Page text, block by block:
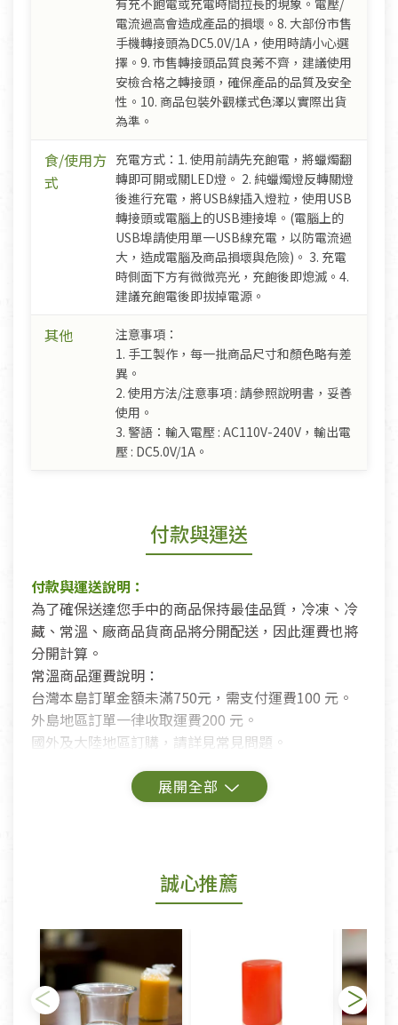
有充不飽電或充電時間拉長的現象。電壓/
電流過高會造成產品的損壞。8. 大部份市售
手機轉接頭為DC5.0V/1A，使用時請小心選
擇。9. 市售轉接頭品質良莠不齊，建議使用
安檢合格之轉接頭，確保產品的品質及安全
性。10. 商品包裝外觀樣式色澤以實際出貨
為準。
食/使用方
式
充電方式：1. 使用前請先充飽電，將蠟燭翻
轉即可開或關LED燈。​ 2. 純蠟燭燈反轉關燈
後進行充電，將USB線插入燈粒，使用USB
轉接頭或電腦上的USB連接埠。(電腦上的
USB埠請使用單一USB線充電，以防電流過
大，造成電腦及商品損壞與危險)。 3. 充電
時側面下方有微微亮光，充飽後即熄滅。4.
建議充飽電後即拔掉電源。
其他
注意事項：
1. 手工製作，每一批商品尺寸和顏色略有差
異。
2. 使用方法/注意事項 : 請參照說明書，妥善
使用。
3. 警語：輸入電壓 : AC110V-240V，輸出電
壓 : DC5.0V/1A。
付款與運送
付款與運送說明：
為了確保送達您手中的商品保持最佳品質，冷凍、冷
藏、常溫、廠商品貨商品將分開配送，因此運費也將
分開計算。
常溫商品運費說明：
台灣本島訂單金額未滿750元，需支付運費100 元。
外島地區訂單一律收取運費200 元。
國外及大陸地區訂購，請詳見常見問題。
鑑賞期商品說明：
若您購買的商品有下列「不適用七天鑑賞期商品」情
形者，除商品瑕疵以外，恕不接受退換貨.
依消保法之規定提供該商品七天免費鑑賞期(含例假
日)的服務，原則上若商品未經使用或被汙損(除商品
瑕疵)，一般皆可申請退換貨。
誠心推薦